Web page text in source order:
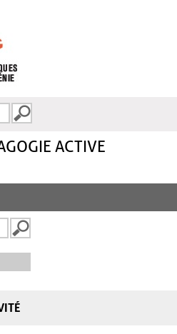
ACTIVE